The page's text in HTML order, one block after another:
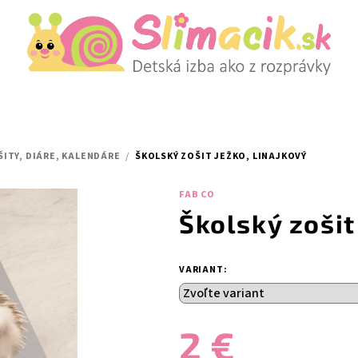
DIÁRE, KALENDÁRE / ŠKOLSKÝ ZOŠIT JEŽKO, LINAJKOVÝ
FAB CO
Školský
VARIANT:
2 €